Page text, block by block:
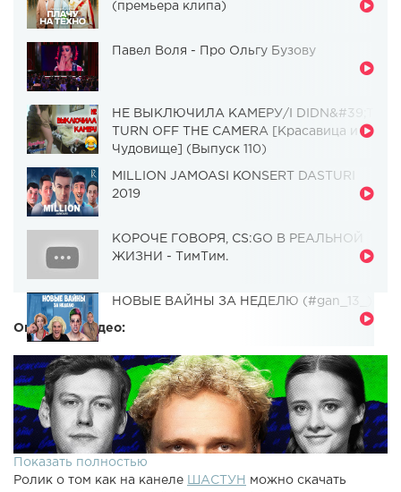
(премьера клипа)
Павел Воля - Про Ольгу Бузову
НЕ ВЫКЛЮЧИЛА КАМЕРУ/I DIDN&#39;T
TURN OFF THE CAMERA [Красавица и
Чудовище] (Выпуск 110)
MILLION JAMOASI KONSERT DASTURI
2019
КОРОЧЕ ГОВОРЯ, CS:GO В РЕАЛЬНОЙ
ЖИЗНИ - ТимТим.
НОВЫЕ ВАЙНЫ ЗА НЕДЕЛЮ (#gan_13_)
Описание видео:
Показать полностью
Ролик о том как на канеле
ШАСТУН
можно скачать